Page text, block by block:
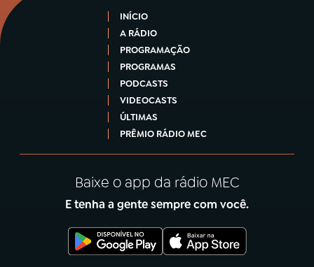
INÍCIO
A RÁDIO
PROGRAMAÇÃO
PROGRAMAS
PODCASTS
VIDEOCASTS
ÚLTIMAS
PRÊMIO RÁDIO MEC
Baixe o app da rádio MEC
E tenha a gente sempre com você.